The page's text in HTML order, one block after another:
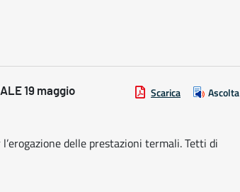
19 maggio
Scarica Ascolta
delle prestazioni termali. Tetti di